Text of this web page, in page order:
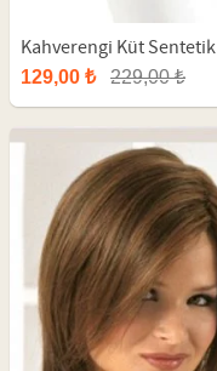
Kahverengi Küt Sentetik
Parti Peruğu
129,00 ₺ 229,00 ₺